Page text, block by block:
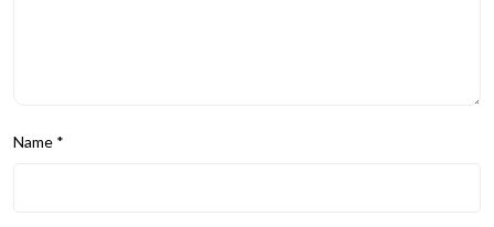
Name *